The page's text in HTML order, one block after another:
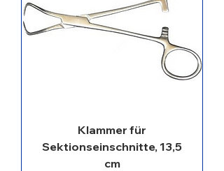
Klammer für
Sektionseinschnitte, 13,5
cm